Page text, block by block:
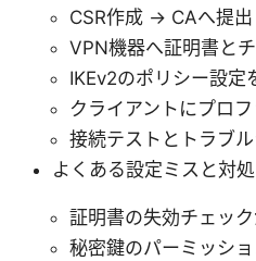
CSR作成 → CAへ提
VPN機器へ証明書と
IKEv2のポリシー設定
クライアントにプロ
接続テストとトラブ
よくある設定ミスと対処
証明書の失効チェッ
秘密鍵のパーミッシ